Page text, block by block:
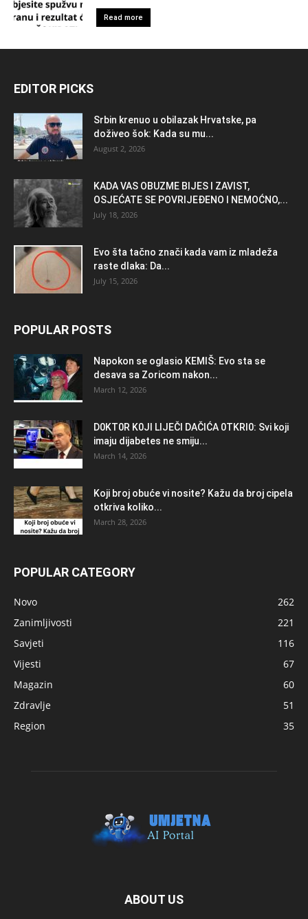
Read more
EDITOR PICKS
Srbin krenuo u obilazak Hrvatske, pa
doživeo šok: Kada su mu...
August 2, 2026
KADA VAS OBUZME BIJES I ZAVIST,
OSJEĆATE SE POVRIJEĐENO I NEMOĆNO,...
July 18, 2026
Evo šta tačno znači kada vam iz mladeža
raste dlaka: Da...
July 15, 2026
POPULAR POSTS
Napokon se oglasio KEMlŠ: Evo sta se
desava sa Zoricom nakon...
March 12, 2026
D0KT0R K0Jl LlJEČl DAČlĆA 0TKRl0: Svi koji
imaju dijabetes ne smiju...
March 14, 2026
Koji broj obuće vi nosite? Kažu da broj cipela
otkriva koliko...
March 28, 2026
POPULAR CATEGORY
Novo
262
Zanimljivosti
221
Savjeti
116
Vijesti
67
Magazin
60
Zdravlje
51
Region
35
ABOUT US